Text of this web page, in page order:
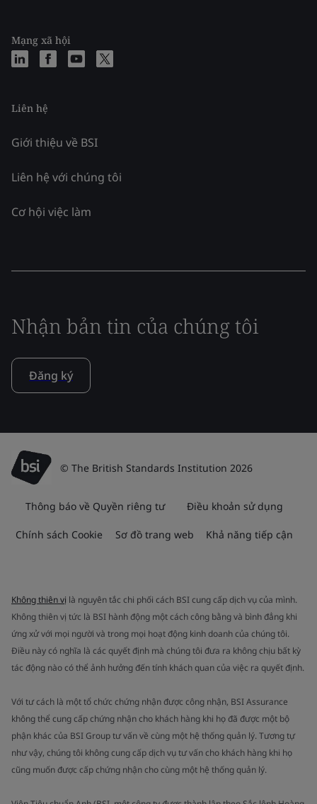
Mạng xã hội
Liên hệ
Giới thiệu về BSI
Liên hệ với chúng tôi
Cơ hội việc làm
Nhận bản tin của chúng tôi
Đăng ký
© The British Standards Institution 2026
Thông báo về Quyền riêng tư Điều khoản sử dụng
Chính sách Cookie Sơ đồ trang web Khả năng tiếp cận
Không thiên vị là nguyên tắc chi phối cách BSI cung cấp dịch vụ của mình.
Không thiên vị tức là BSI hành động một cách công bằng và bình đẳng khi
ứng xử với mọi người và trong mọi hoạt động kinh doanh của chúng tôi.
Điều này có nghĩa là các quyết định mà chúng tôi đưa ra không chịu bất kỳ
tác động nào có thể ảnh hưởng đến tính khách quan của việc ra quyết định.
Với tư cách là một tổ chức chứng nhận được công nhận, BSI Assurance
không thể cung cấp chứng nhận cho khách hàng khi họ đã được một bộ
phận khác của BSI Group tư vấn về cùng một hệ thống quản lý. Tương tự
như vậy, chúng tôi không cung cấp dịch vụ tư vấn cho khách hàng khi họ
cũng muốn được cấp chứng nhận cho cùng một hệ thống quản lý.